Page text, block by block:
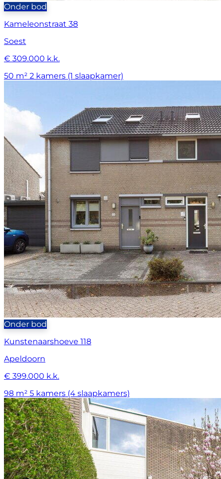
Onder bod
Kameleonstraat 38
Soest
€ 309.000 k.k.
50 m² 2 kamers (1 slaapkamer)
Onder bod
Kunstenaarshoeve 118
Apeldoorn
€ 399.000 k.k.
98 m² 5 kamers (4 slaapkamers)